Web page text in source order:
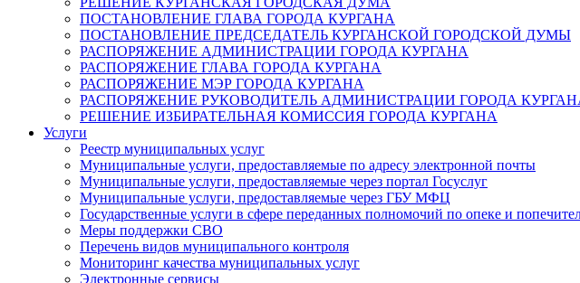
ПОСТАНОВЛЕНИЕ ГЛАВА ГОРОДА КУРГАНА
ПОСТАНОВЛЕНИЕ ПРЕДСЕДАТЕЛЬ КУРГАНСКОЙ ГОРОДСКОЙ ДУМЫ
РАСПОРЯЖЕНИЕ АДМИНИСТРАЦИИ ГОРОДА КУРГАНА
РАСПОРЯЖЕНИЕ ГЛАВА ГОРОДА КУРГАНА
РАСПОРЯЖЕНИЕ МЭР ГОРОДА КУРГАНА
РАСПОРЯЖЕНИЕ РУКОВОДИТЕЛЬ АДМИНИСТРАЦИИ ГОРОДА
РЕШЕНИЕ ИЗБИРАТЕЛЬНАЯ КОМИССИЯ ГОРОДА КУРГАНА
Услуги
Реестр муниципальных услуг
Муниципальные услуги, предоставляемые по адресу электронной почты
Муниципальные услуги, предоставляемые через портал Госуслуг
Муниципальные услуги, предоставляемые через ГБУ МФЦ
Государственные услуги в сфере переданных полномочий по опеке и
Меры поддержки СВО
Перечень видов муниципального контроля
Мониторинг качества муниципальных услуг
Электронные сервисы